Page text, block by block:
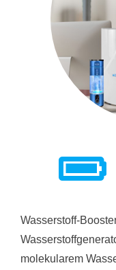
Wasserstoff-
molekularem